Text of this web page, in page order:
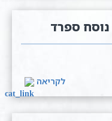
ספרד
לקריאה